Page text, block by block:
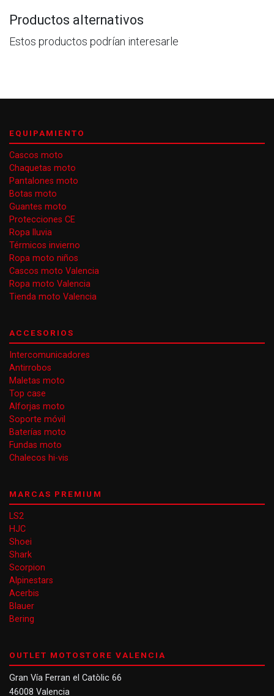
Productos alternativos
Estos productos podrían interesarle
EQUIPAMIENTO
Cascos moto
Chaquetas moto
Pantalones moto
Botas moto
Guantes moto
Protecciones CE
Ropa lluvia
Térmicos invierno
Ropa moto niños
Cascos moto Valencia
Ropa moto Valencia
Tienda moto Valencia
ACCESORIOS
Intercomunicadores
Antirrobos
Maletas moto
Top case
Alforjas moto
Soporte móvil
Baterías moto
Fundas moto
Chalecos hi-vis
MARCAS PREMIUM
LS2
HJC
Shoei
Shark
Scorpion
Alpinestars
Acerbis
Blauer
Bering
OUTLET MOTOSTORE VALENCIA
Gran Vía Ferran el Catòlic 66
46008 Valencia